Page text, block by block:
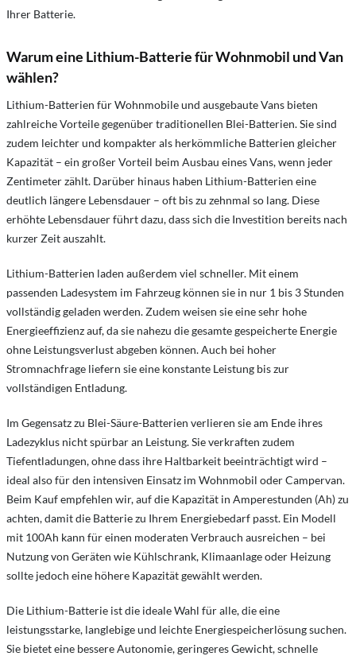
Ihrer Batterie.
Warum eine Lithium-Batterie für Wohnmobil und Van
wählen?
Lithium-Batterien für Wohnmobile und ausgebaute Vans bieten
zahlreiche Vorteile gegenüber traditionellen Blei-Batterien. Sie sind
zudem leichter und kompakter als herkömmliche Batterien gleicher
Kapazität – ein großer Vorteil beim Ausbau eines Vans, wenn jeder
Zentimeter zählt. Darüber hinaus haben Lithium-Batterien eine
deutlich längere Lebensdauer – oft bis zu zehnmal so lang. Diese
erhöhte Lebensdauer führt dazu, dass sich die Investition bereits nach
kurzer Zeit auszahlt.
Lithium-Batterien laden außerdem viel schneller. Mit einem
passenden Ladesystem im Fahrzeug können sie in nur 1 bis 3 Stunden
vollständig geladen werden. Zudem weisen sie eine sehr hohe
Energieeffizienz auf, da sie nahezu die gesamte gespeicherte Energie
ohne Leistungsverlust abgeben können. Auch bei hoher
Stromnachfrage liefern sie eine konstante Leistung bis zur
vollständigen Entladung.
Im Gegensatz zu Blei-Säure-Batterien verlieren sie am Ende ihres
Ladezyklus nicht spürbar an Leistung. Sie verkraften zudem
Tiefentladungen, ohne dass ihre Haltbarkeit beeinträchtigt wird –
ideal also für den intensiven Einsatz im Wohnmobil oder Campervan.
Beim Kauf empfehlen wir, auf die Kapazität in Amperestunden (Ah) zu
achten, damit die Batterie zu Ihrem Energiebedarf passt. Ein Modell
mit 100Ah kann für einen moderaten Verbrauch ausreichen – bei
Nutzung von Geräten wie Kühlschrank, Klimaanlage oder Heizung
sollte jedoch eine höhere Kapazität gewählt werden.
Die Lithium-Batterie ist die ideale Wahl für alle, die eine
leistungsstarke, langlebige und leichte Energiespeicherlösung suchen.
Sie bietet eine bessere Autonomie, geringeres Gewicht, schnelle